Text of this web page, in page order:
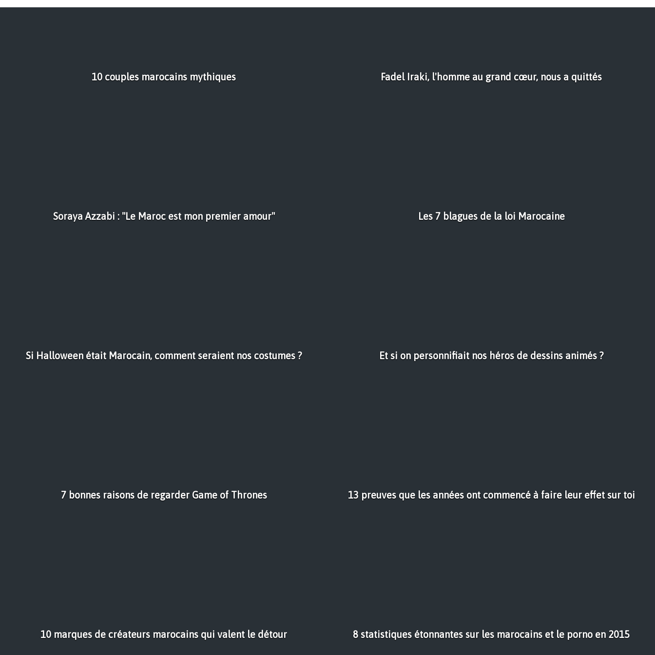
10 couples marocains mythiques Fadel Iraki, l'homme au grand cœur, nous a quittés
Soraya Azzabi : "Le Maroc est mon premier amour" Les 7 blagues de la loi Marocaine
Si Halloween était Marocain, comment seraient nos costumes ? Et si on personnifiait nos héros de dessins animés ?
7 bonnes raisons de regarder Game of Thrones 13 preuves que les années ont commencé à faire leur effet sur toi
10 marques de créateurs marocains qui valent le détour 8 statistiques étonnantes sur les marocains et le porno en 2015